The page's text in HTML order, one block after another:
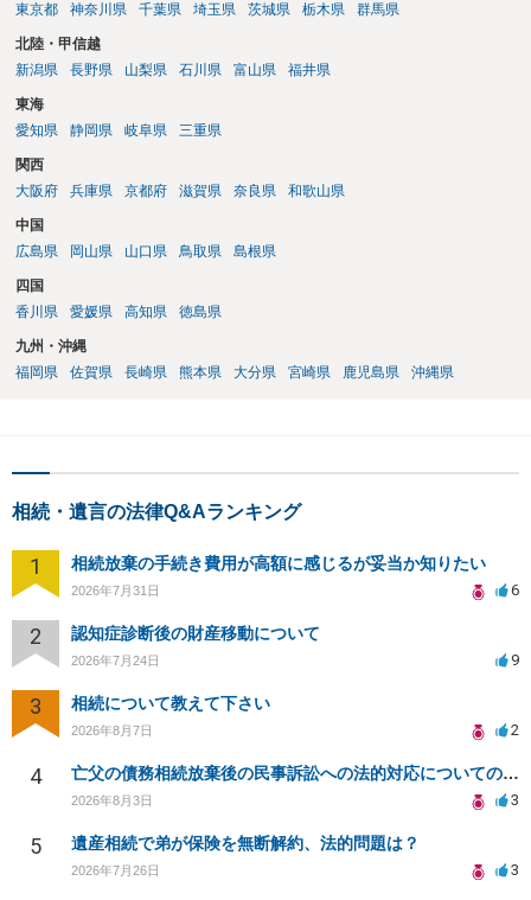
続放棄は比較的安価な手数料でのお仕事になるのであまり前向きに受
けてくれないところもあるようです。 複数の法律事務所に聞いて（相
ば、キューちゃんママさんの御希望をかなえることができるのではな
いでしょうか。 あるいは相続放棄であれば御自分でできなくもないと
は思います。その場合、かかるのは戸籍等の取得費用と印紙代だけと
を確認し、印紙と共に家庭裁判所に提出して相続放棄申述受理通知書
を待つという流れになります。
東京都
神奈川県 千葉県 埼玉県 茨城県 栃木県 群馬県
北陸・甲信越
新潟県
長野県 山梨県 石川県 富山県 福井県
東海
愛知県
静岡県 岐阜県 三重県
関西
大阪府
兵庫県 京都府 滋賀県 奈良県 和歌山県
中国
広島県
岡山県 山口県 鳥取県 島根県
四国
香川県
愛媛県 高知県 徳島県
九州・沖縄
福岡県
佐賀県 長崎県 熊本県 大分県 宮崎県 鹿児島県 沖縄県
相続・遺言の法律Q&Aランキング
1 相続放棄の手続き費用が高額に感じるが妥当か知りたい
2026年7月31日 6
2 認知症診断後の財産移動について
2026年7月24日 9
3 相続について教えて下さい
2026年8月7日 2
4 亡父の債務相続放棄後の民事訴訟への法的対応についての相談
2026年8月3日 3
5 遺産相続で弟が保険を無断解約、法的問題は？
2026年7月26日 3